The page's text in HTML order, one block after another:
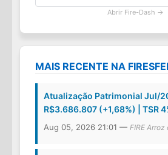
Abrir Fire-Dash →
MAIS RECENTE NA
Atualização Patrimonial Jul/
R$3.686.807 (+1,68%) | TSR
Aug 05, 2026 21:01 — FIRE Arroz